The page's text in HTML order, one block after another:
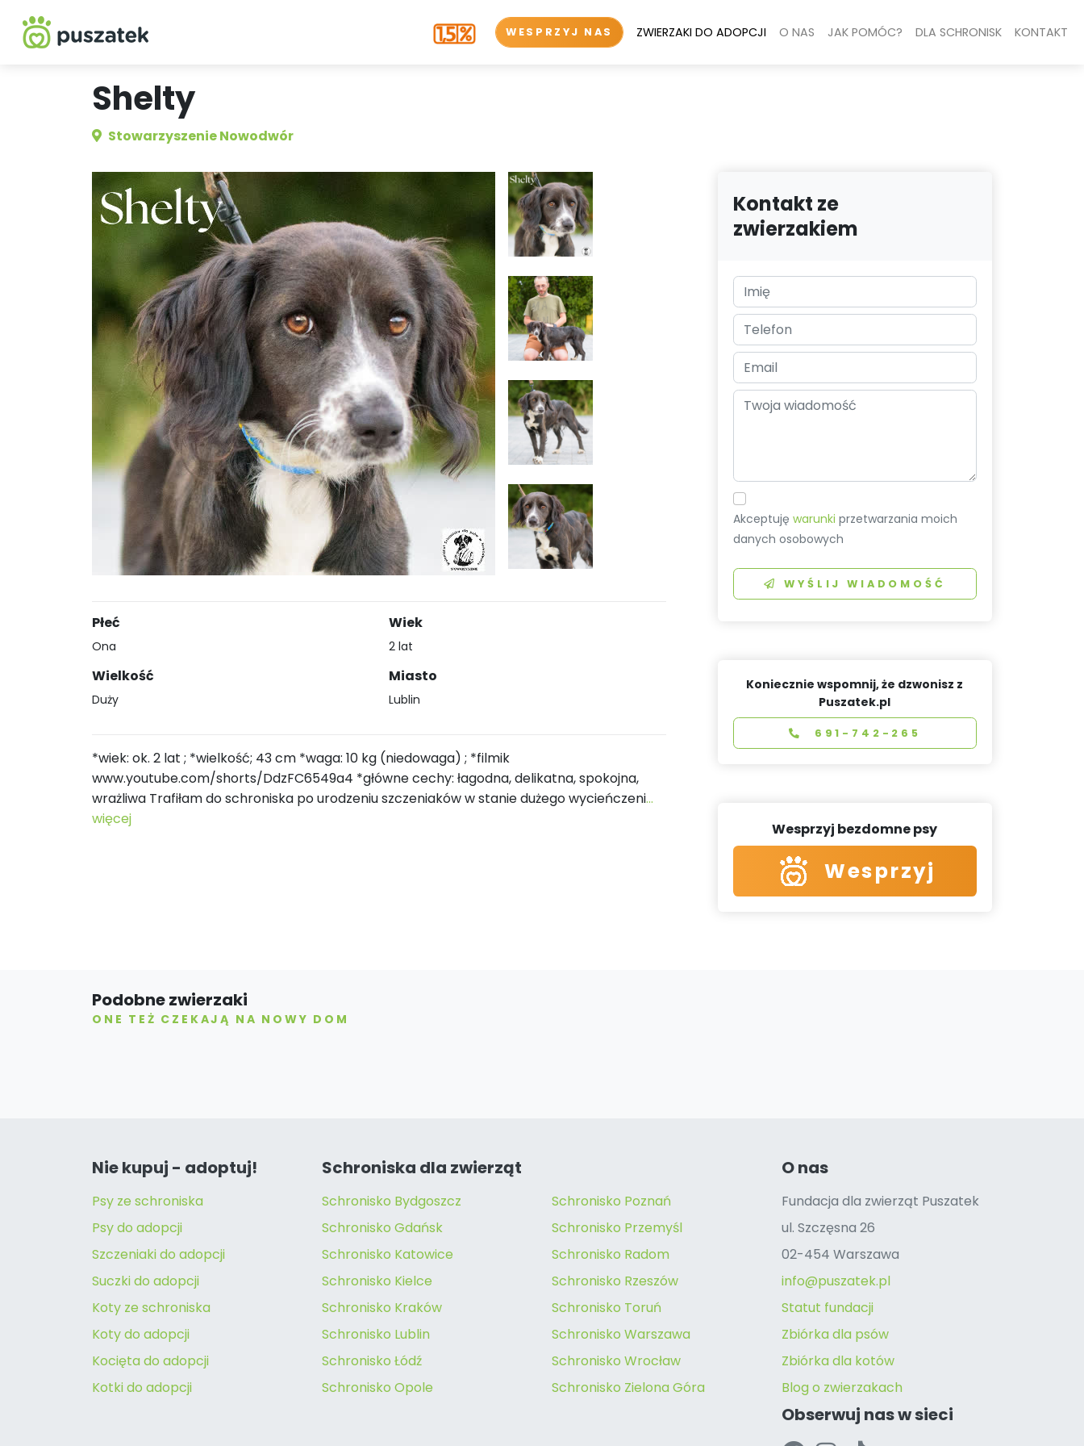
WESPRZYJ NAS ZWIERZAKI DO ADOPCJI O NAS JAK POMÓC? DLA SCHRONISK KONTAKT
Shelty
Stowarzyszenie Nowodwór
Płeć
Ona
Wielkość
Duży
Wiek
2 lat
Miasto
Lublin
*wiek: ok. 2 lat ; *wielkość; 43 cm *waga: 10 kg (niedowaga) ; *filmik
www.youtube.com/shorts/DdzFC6549a4 *główne cechy: łagodna, delikatna, spokojna,
wrażliwa Trafiłam do schroniska po urodzeniu szczeniaków w stanie dużego wycieńczeni...
więcej
Kontakt ze
zwierzakiem
Akceptujęwarunki przetwarzania moich
danych osobowych
WYŚLIJ WIADOMOŚĆ
Koniecznie wspomnij, że dzwonisz z
Puszatek.pl
691-742-265
Wesprzyj bezdomne psy
Wesprzyj
Podobne zwierzaki
ONE TEŻ CZEKAJĄ NA NOWY DOM
Nie kupuj - adoptuj!
Psy ze schroniska
Psy do adopcji
Szczeniaki do adopcji
Suczki do adopcji
Koty ze schroniska
Koty do adopcji
Kocięta do adopcji
Kotki do adopcji
Schroniska dla zwierząt
Schronisko Bydgoszcz
Schronisko Gdańsk
Schronisko Katowice
Schronisko Kielce
Schronisko Kraków
Schronisko Lublin
Schronisko Łódź
Schronisko Opole
Schronisko Poznań
Schronisko Przemyśl
Schronisko Radom
Schronisko Rzeszów
Schronisko Toruń
Schronisko Warszawa
Schronisko Wrocław
Schronisko Zielona Góra
O nas
Fundacja dla zwierząt Puszatek
ul. Szczęsna 26
02-454 Warszawa
info@puszatek.pl
Statut fundacji
Zbiórka dla psów
Zbiórka dla kotów
Blog o zwierzakach
Obserwuj nas w sieci